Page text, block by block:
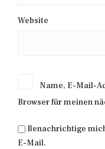
Website
Name, E-Mail-
Browser für meinen
Benachrichtige
E-Mail.